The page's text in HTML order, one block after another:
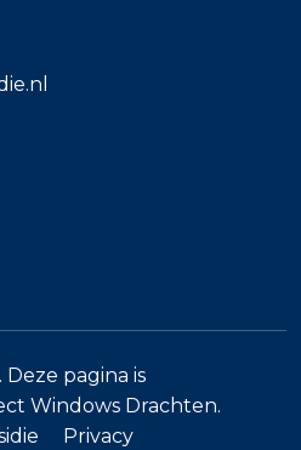
pagina is
Windows Drachten.
Privacy